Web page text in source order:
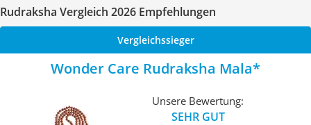
Rudraksha Vergleich 2026 Empfehlungen
Vergleichssieger
Wonder Care Rudraksha Mala
Unsere Bewertung:
SEHR GUT